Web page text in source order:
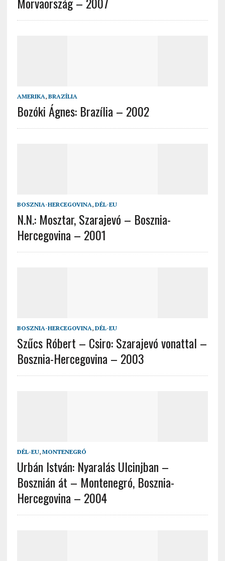
AMERIKA, BRAZÍLIA
Bozóki Ágnes: Brazília – 2002
BOSZNIA-HERCEGOVINA, DÉL-EU
N.N.: Mosztar, Szarajevó – Bosznia-
Hercegovina – 2001
BOSZNIA-HERCEGOVINA, DÉL-EU
Szűcs Róbert – Csiro: Szarajevó vonattal –
Bosznia-Hercegovina – 2003
DÉL-EU, MONTENEGRÓ
Urbán István: Nyaralás Ulcinjban –
Bosznián át – Montenegró, Bosznia-
Hercegovina – 2004